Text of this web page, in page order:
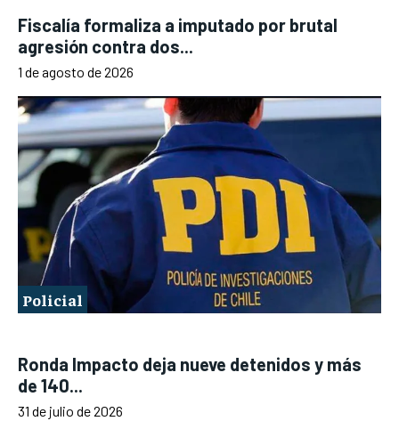
Fiscalía formaliza a imputado por brutal
agresión contra dos...
1 de agosto de 2026
Policial
Ronda Impacto deja nueve detenidos y más
de 140...
31 de julio de 2026